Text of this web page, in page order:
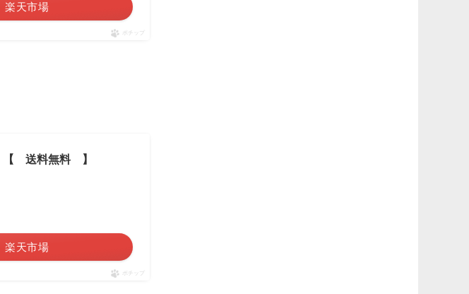
楽天市場
ポチップ
送料無料 】
楽天市場
ポチップ